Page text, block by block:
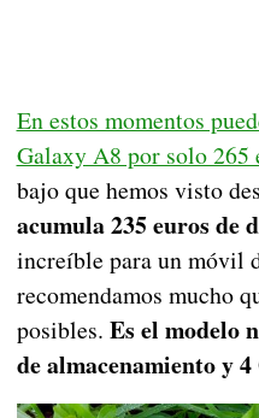
En estos momentos
Galaxy A8 por solo 265
bajo que hemos visto
acumula 235 euros de
increíble para un móvil
recomendamos mucho
posibles. Es el modelo
de almacenamiento y